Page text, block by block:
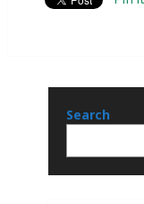
Search